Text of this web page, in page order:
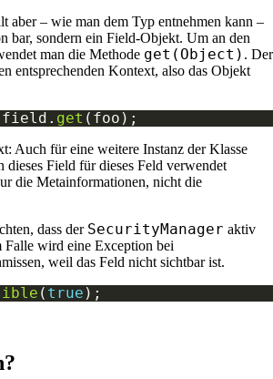
aber – wie man dem Typ entnehmen kann –
bar, sondern ein Field-Objekt. Um an den
man die Methode get(Object) . Der
entsprechenden Kontext, also das Objekt
field. get
Auch für eine weitere Instanz der Klasse
dieses Field für dieses Feld verwendet
die Metainformationen, nicht die
dass der SecurityManager aktiv
Falle wird eine Exception bei
weil das Feld nicht sichtbar ist.
( true